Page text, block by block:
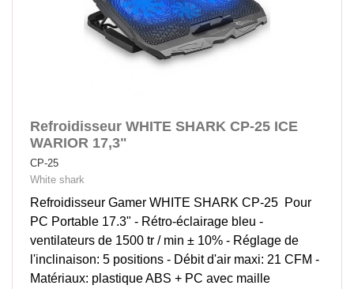
Refroidisseur WHITE SHARK CP-25 ICE
WARIOR 17,3"
CP-25
White shark
Refroidisseur Gamer WHITE SHARK CP-25 Pour
PC Portable 17.3" - Rétro-éclairage bleu -
ventilateurs de 1500 tr / min ± 10% - Réglage de
l'inclinaison: 5 positions - Débit d'air maxi: 21 CFM -
Matériaux: plastique ABS + PC avec maille